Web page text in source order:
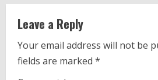
u
e
R
Leave a Reply
Your email address will not be
fields are marked *